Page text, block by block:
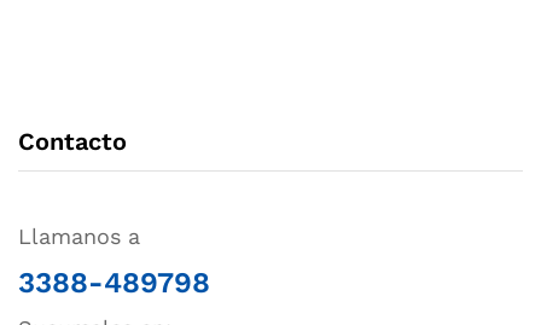
Contacto
Llamanos a
3388-489798